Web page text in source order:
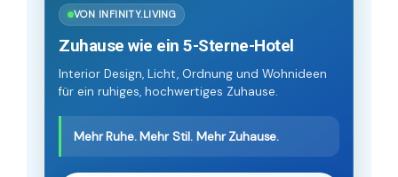
VON INFINITY.LIVING
Zuhause wie ein 5-Sterne-Hotel
Interior Design, Licht, Ordnung und Wohnideen
für ein ruhiges, hochwertiges Zuhause.
Mehr Ruhe. Mehr Stil. Mehr Zuhause.